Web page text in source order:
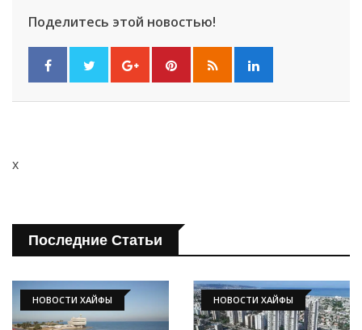
Поделитесь этой новостью!
x
Последние Статьи
НОВОСТИ ХАЙФЫ НОВОСТИ ХАЙФЫ